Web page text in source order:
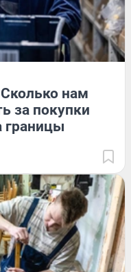
нам
за покупки
границы